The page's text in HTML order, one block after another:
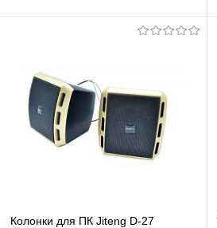
Купить в 1 клик
В избранное В наличии
Колонки для ПК Jiteng D-27